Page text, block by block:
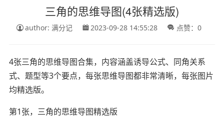
三角的思维导图(4张精选版)
author: 满分记 2023-09-28 14:55:28 点赞：0
4张三角的思维导图合集，内容涵盖诱导公式、同角关系
式、题型等3个要点，每张思维导图都非常清晰，每张图片
均精选版。
第1张，三角的思维导图精选版